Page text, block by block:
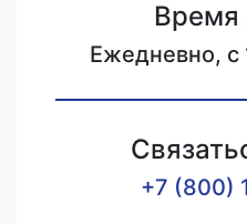
Время
Ежедневно, с
+7 (800)